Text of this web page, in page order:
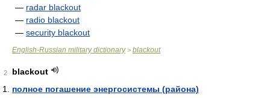
— radar blackout
— radio blackout
— security blackout
English-Russian military dictionary> blackout
2
blackout
полное погашение энергосистемы (района)